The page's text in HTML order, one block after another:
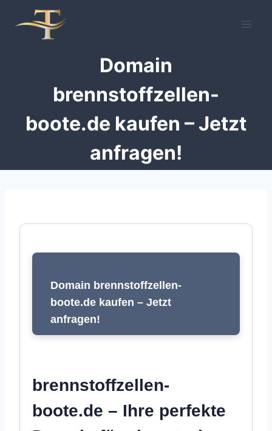
Inhalt
Domain
brennstoffzellen-
boote.de kaufen – Jetzt
anfragen!
Domain brennstoffzellen-
boote.de kaufen – Jetzt
anfragen!
brennstoffzellen-
boote.de – Ihre perfekte